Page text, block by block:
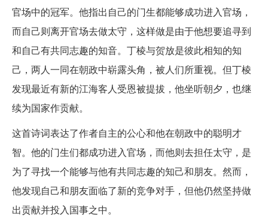
官场中的冠军。他指出自己的门生都能够成功进入官场，
而自己则离开官场去做太守，这样做是由于他想要追寻到
和自己有共同志趣的知音。丁棱与贺放是彼此相知的知
己，两人一同在朝政中崭露头角，被人们所重视。但丁棱
发现最近有新的江海客人受恩被提拔，他坐听朝夕，也继
续为国家作贡献。
这首诗词表达了作者自主的公心和他在朝政中的聪明才
智。他的门生们都成功进入官场，而他则去担任太守，是
为了寻找一个能够与他有共同志趣的知己和朋友。然而，
他发现自己和朋友面临了新的竞争对手，但他仍然坚持做
出贡献并投入国事之中。